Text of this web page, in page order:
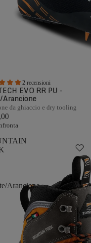
2 recensioni
EVO RR PU -
da ghiaccio e dry tooling
Arancione